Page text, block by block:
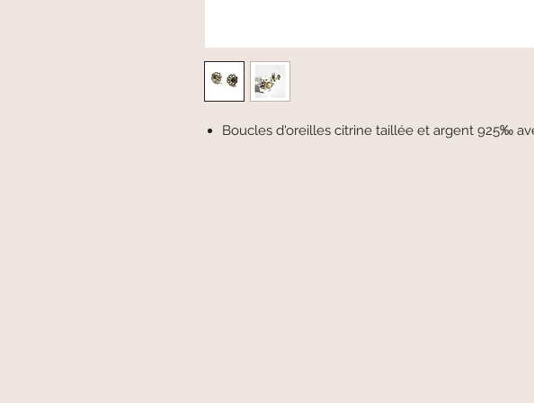
Boucles d'oreilles citrine taillée et argent 925‰